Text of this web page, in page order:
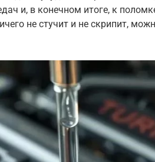
и, в конечном итоге, к
не стучит и не скрипит,